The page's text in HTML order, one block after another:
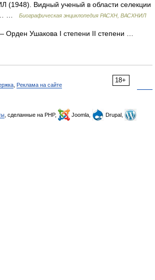
(1948). Видный ученый в области селекции
…
Биографическая энциклопедия РАСХН, ВАСХНИЛ
Орден Ушакова I степени II степени …
18+
Реклама на сайте
, сделанные на PHP, Joomla,
Drupal,